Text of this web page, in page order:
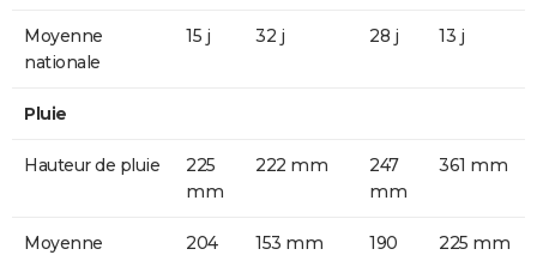
Moyenne
nationale
15 j 32 j 28 j 13 j
Pluie
Hauteur de pluie
225
mm
222 mm
247
mm
361 mm
Moyenne
204
153 mm
190
225 mm